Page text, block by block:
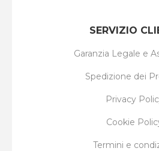
SERVIZIO
Garanzia Legale e
Spedizione dei
Privacy
Cookie
Termini e